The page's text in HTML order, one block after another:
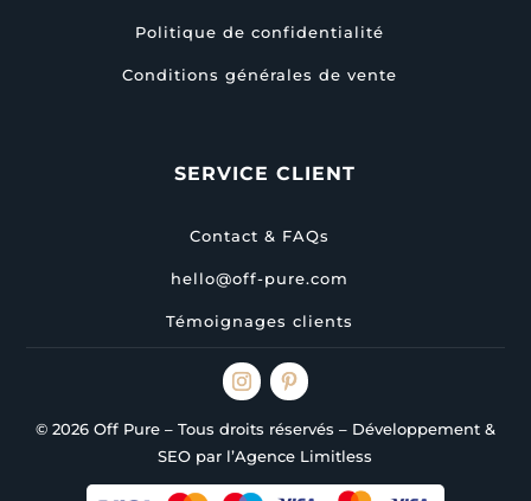
Politique de confidentialité
Conditions générales de vente
SERVICE CLIENT
Contact & FAQs
hello@off-pure.com
Témoignages clients
© 2026 Off Pure – Tous droits réservés – Développement &
SEO par l’Agence Limitless